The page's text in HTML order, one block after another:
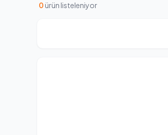
0 ürün listeleniyor